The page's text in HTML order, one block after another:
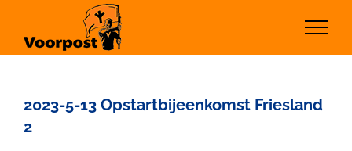
inhoud
2023-5-13 Opstartbijeenkomst Friesland
2